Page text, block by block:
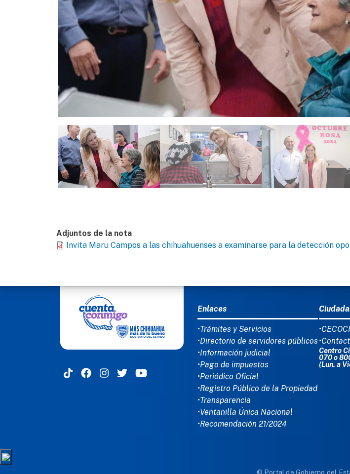
Adjuntos de la nota
Invita Maru Campos a las chihuahuenses a examinarse para la detección
MENÚ DEL PIE
Enlaces
•Trámites y Servicios
•Directorio de servidores públicos
•Información judicial
•Pago de impuestos
•Periódico Oficial
•Registro Público de la Propiedad
•Transparencia
•Ventanilla Única Nacional
•Recomendación 21/2024
•CECOCI
Centro
070 o
(Lun. a
© Portal de Gobierno del